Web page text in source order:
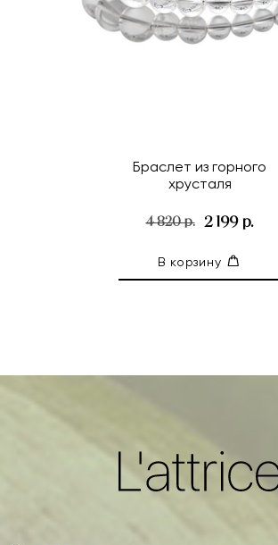
Браслет из горного
хрусталя
4 820 р. 2 199 р.
В корзину